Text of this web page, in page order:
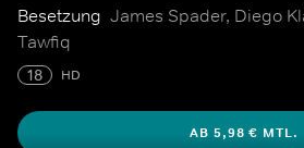
der persönlichen "Blacklist" Reds
nach dem anderen aus.
Besetzung James Spader, Diego
Tawfiq
18 HD
AB 5,98 € MTL.